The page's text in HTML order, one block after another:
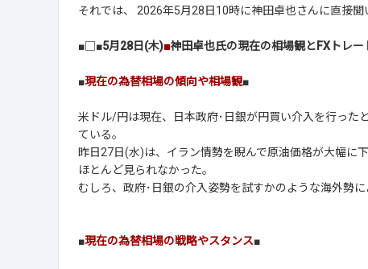
それでは、 2026年5月28日10時に神田卓也さんに直接聞
■□■5月28日(木)■神田卓也氏の現在の相場観とFXトレー
■現在の為替相場の傾向や相場観■
米ドル/円は現在、日本政府･日銀が円買い介入を行った
ている。
昨日27日(水)は、イラン情勢を睨んで原油価格が大幅に
ほとんど見られなかった。
むしろ、政府･日銀の介入姿勢を試すかのような海外勢
■現在の為替相場の戦略やスタンス■